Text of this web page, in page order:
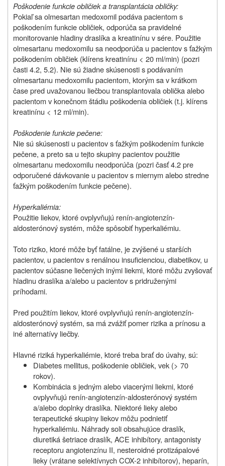
Poškodenie funkcie obličiek a transplantácia obličky:
Pokiaľ sa olmesartan medoxomil podáva pacientom s
poškodením funkcie obličiek, odporúča sa pravidelné
monitorovanie hladiny draslíka a kreatinínu v sére. Použitie
olmesartanu medoxomilu sa neodporúča u pacientov s ťažkým
poškodením obličiek (klírens kreatinínu < 20 ml/min) (pozri
časti 4.2, 5.2). Nie sú žiadne skúsenosti s podávaním
olmesartanu medoxomilu pacientom, ktorým sa v krátkom
čase pred uvažovanou liečbou transplantovala oblička alebo
pacientom v konečnom štádiu poškodenia obličiek (t.j. klírens
kreatinínu < 12 ml/min).
Poškodenie funkcie pečene:
Nie sú skúsenosti u pacientov s ťažkým poškodením funkcie
pečene, a preto sa u tejto skupiny pacientov použitie
olmesartanu medoxomilu neodporúča (pozri časť 4.2 pre
odporučené dávkovanie u pacientov s miernym alebo stredne
ťažkým poškodením funkcie pečene).
Hyperkaliémia:
Použitie liekov, ktoré ovplyvňujú renín-angiotenzín-
aldosterónový systém, môže spôsobiť hyperkaliémiu.
Toto riziko, ktoré môže byť fatálne, je zvýšené u starších
pacientov, u pacientov s renálnou insuficienciou, diabetikov, u
pacientov súčasne liečených inými liekmi, ktoré môžu zvyšovať
hladinu draslíka a/alebo u pacientov s pridruženými
príhodami.
Pred použitím liekov, ktoré ovplyvňujú renín-angiotenzín-
aldosterónový systém, sa má zvážiť pomer rizika a prínosu a
iné alternatívy liečby.
Hlavné riziká hyperkaliémie, ktoré treba brať do úvahy, sú:
Diabetes mellitus, poškodenie obličiek, vek (> 70
rokov).
Kombinácia s jedným alebo viacerými liekmi, ktoré
ovplyvňujú renín-angiotenzín-aldosterónový systém
a/alebo doplnky draslíka. Niektoré lieky alebo
terapeutické skupiny liekov môžu podnietiť
hyperkaliémiu. Náhrady soli obsahujúce draslík,
diuretiká šetriace draslík, ACE inhibítory, antagonisty
receptoru angiotenzínu II, nesteroidné protizápalové
lieky (vrátane selektívnych COX-2 inhibítorov), heparín,